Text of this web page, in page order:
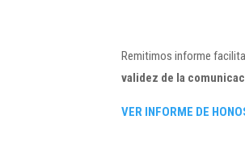
Remitimos informe
validez de la
VER INFORME DE